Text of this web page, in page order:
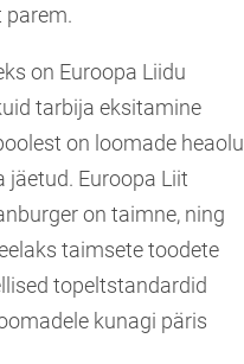
parem.
on Euroopa Liidu
tarbija eksitamine
on loomade heaolu
Euroopa Liit
on taimne, ning
taimsete toodete
topeltstandardid
kunagi päris